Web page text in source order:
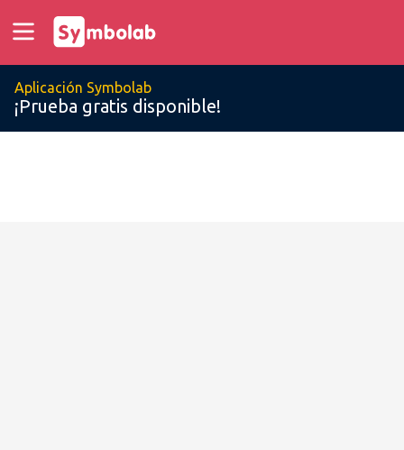
Aplicación Symbolab
¡Prueba gratis disponible!